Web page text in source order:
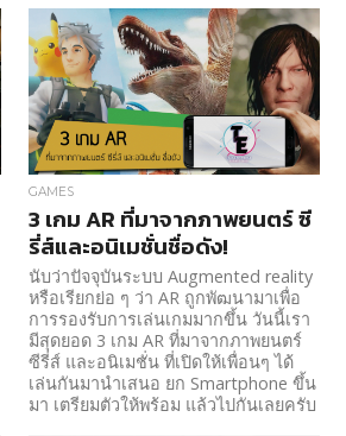
GAMES
3 เกม AR ที่มาจากภาพยนตร์ ซี
รี่ส์และอนิเมชั่นชื่อดัง!
นับว่าปัจจุบันระบบ Augmented reality
หรือเรียกย่อ ๆ ว่า AR ถูกพัฒนามาเพื่อ
การรองรับการเล่นเกมมากขึ้น วันนี้เรา
มีสุดยอด 3 เกม AR ที่มาจากภาพยนตร์
ซีรี่ส์ และอนิเมชั่น ที่เปิดให้เพื่อนๆ ได้
เล่นกันมานำเสนอ ยก Smartphone ขึ้น
มา เตรียมตัวให้พร้อม แล้วไปกันเลยครับ